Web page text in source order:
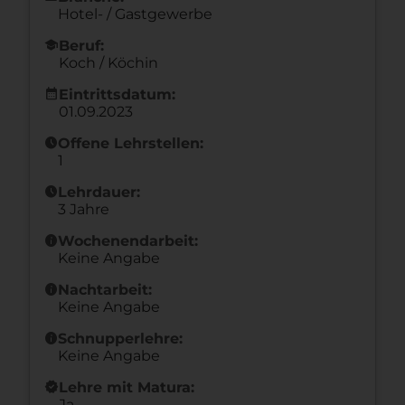
Hotel- / Gastgewerbe
schoolBeruf:
Koch / Köchin
calendar_month Eintrittsdatum:
01.09.2023
scheduleOffene Lehrstellen:
1
scheduleLehrdauer:
3 Jahre
infoWochenendarbeit:
Keine Angabe
infoNachtarbeit:
Keine Angabe
infoSchnupperlehre:
Keine Angabe
new_releasesLehre mit Matura: